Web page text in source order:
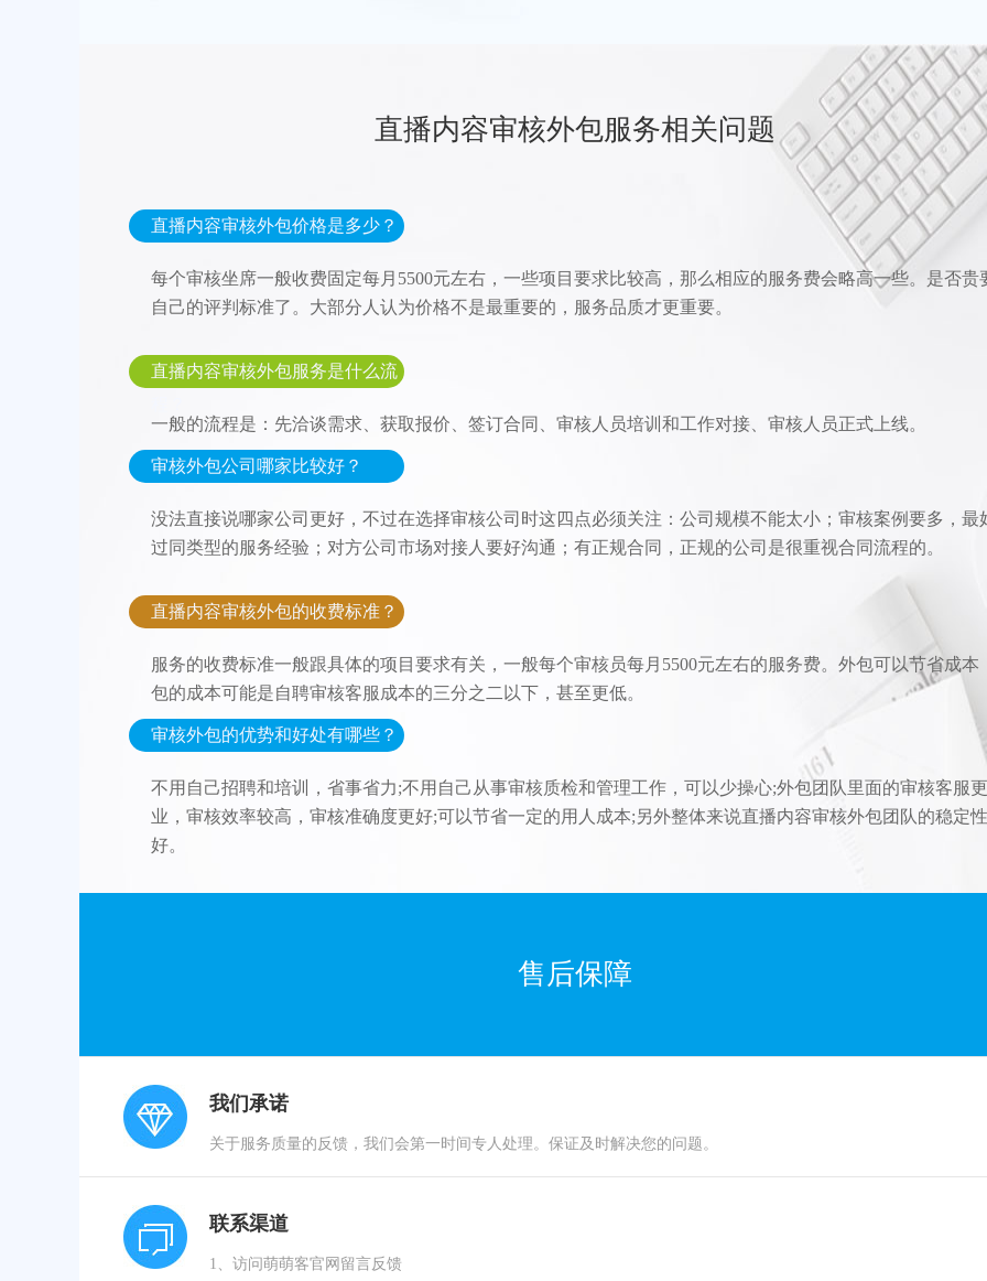
直播内容审核外包服务相关问题
直播内容审核外包价格是多少？
每个审核坐席一般收费固定每月5500元左右，一些项目要求比较高，那么相应的服务费会略高一些。是否贵
自己的评判标准了。大部分人认为价格不是最重要的，服务品质才更重要。
直播内容审核外包服务是什么流
一般的流程是：先洽谈需求、获取报价、签订合同、审核人员培训和工作对接、审核人员正式上线。
审核外包公司哪家比较好？
没法直接说哪家公司更好，不过在选择审核公司时这四点必须关注：公司规模不能太小；审核案例要多，最
过同类型的服务经验；对方公司市场对接人要好沟通；有正规合同，正规的公司是很重视合同流程的。
直播内容审核外包的收费标准？
服务的收费标准一般跟具体的项目要求有关，一般每个审核员每月5500元左右的服务费。外包可以节省成本
包的成本可能是自聘审核客服成本的三分之二以下，甚至更低。
审核外包的优势和好处有哪些？
不用自己招聘和培训，省事省力;不用自己从事审核质检和管理工作，可以少操心;外包团队里面的审核客服
业，审核效率较高，审核准确度更好;可以节省一定的用人成本;另外整体来说直播内容审核外包团队的稳定
好。
售后保障
我们承诺
关于服务质量的反馈，我们会第一时间专人处理。保证及时解决您的问题。
联系渠道
1、访问萌萌客官网留言反馈